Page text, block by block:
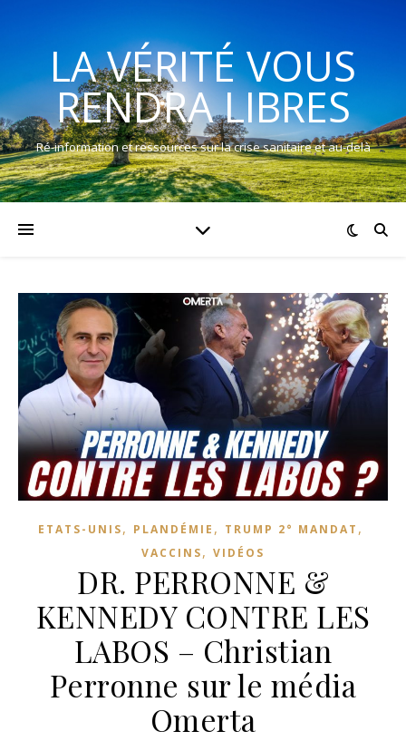
LA VÉRITÉ VOUS
RENDRA LIBRES
Ré-information et ressources sur la crise sanitaire et au-delà
ETATS-UNIS, PLANDÉMIE , TRUMP 2° MANDAT ,
VACCINS, VIDÉOS
DR. PERRONNE &
KENNEDY CONTRE LES
LABOS – Christian
Perronne sur le média
Omerta